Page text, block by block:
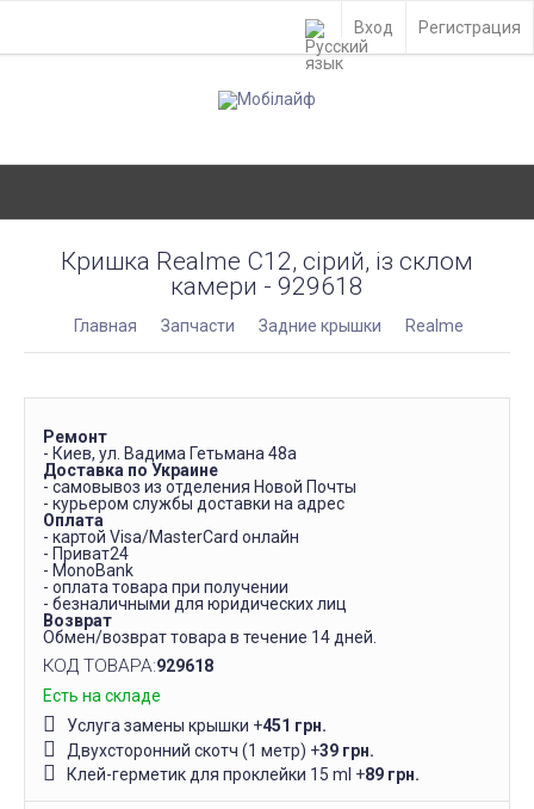
Вход Регистрация
Кришка Realme C12, сірий, із склом
камери - 929618
Главная Запчасти Задние крышки Realme
Ремонт
- Киев, ул. Вадима Гетьмана 48а
Доставка по Украине
- самовывоз из отделения Новой Почты
- курьером службы доставки на адрес
Оплата
- картой Visa/MasterCard онлайн
- Приват24
- MonoBank
- оплата товара при получении
- безналичными для юридических лиц
Возврат
Обмен/возврат товара в течение 14 дней.
КОД ТОВАРА:929618
Есть на складе
Услуга замены крышки +451 грн.
Двухсторонний скотч (1 метр) +39 грн.
Клей-герметик для проклейки 15 ml +89 грн.